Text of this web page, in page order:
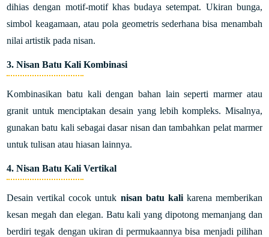
dihias dengan motif-motif khas budaya setempat. Ukiran bunga,
simbol keagamaan, atau pola geometris sederhana bisa menambah
nilai artistik pada nisan.
3. Nisan Batu Kali Kombinasi
Kombinasikan batu kali dengan bahan lain seperti marmer atau
granit untuk menciptakan desain yang lebih kompleks. Misalnya,
gunakan batu kali sebagai dasar nisan dan tambahkan pelat marmer
untuk tulisan atau hiasan lainnya.
4. Nisan Batu Kali Vertikal
Desain vertikal cocok untuk nisan batu kalikarena memberikan
kesan megah dan elegan. Batu kali yang dipotong memanjang dan
berdiri tegak dengan ukiran di permukaannya bisa menjadi pilihan